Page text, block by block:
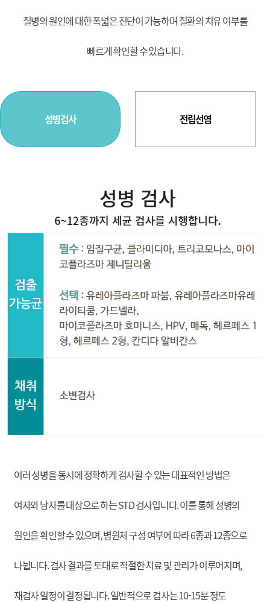
질병의 원인에 대한 폭넓은 진단이 가능하며 질환의 치유 여부를
빠르게 확인할 수 있습니다.
성병검사 전립선염
여러 성병을 동시에 정확하게 검사할 수 있는 대표적인 방법은
여자와 남자를 대상으로 하는 STD 검사입니다. 이를 통해 성병의
원인을 확인할 수 있으며, 병원체 구성 여부에 따라 6종과 12종으로
나뉩니다. 검사 결과를 토대로 적절한 치료 및 관리가 이루어지며,
재검사 일정이 결정됩니다. 일반적으로 검사는 10-15분 정도